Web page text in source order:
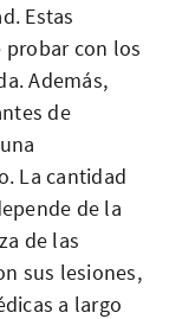
Estas
probar con los
Además,
de
La cantidad
de la
de las
sus lesiones,
a largo